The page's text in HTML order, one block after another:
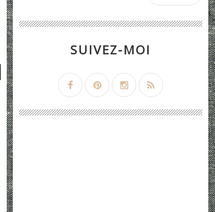
SUIVEZ-MOI